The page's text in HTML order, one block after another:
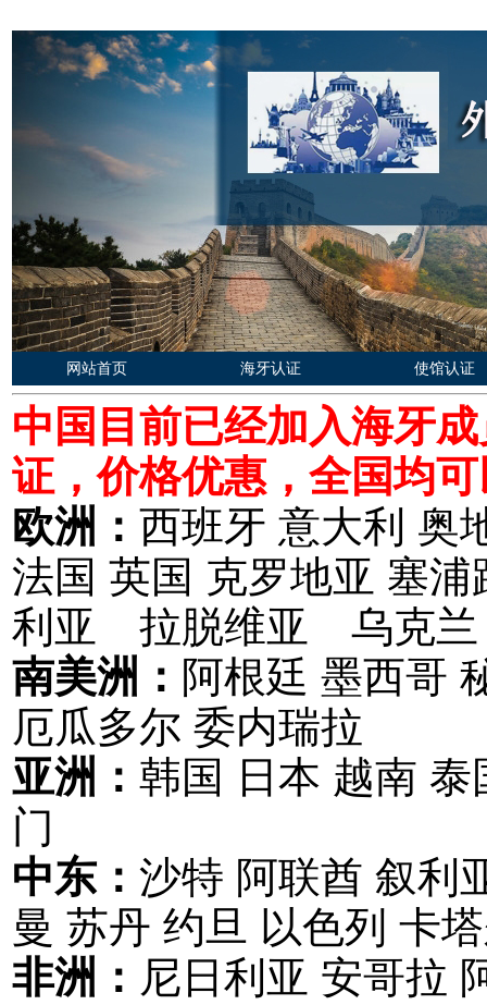
网站首页 海牙认证 使馆认证
中国目前已经加入海牙
证，价格优惠，全国均
欧洲： 西班牙 意大利 奥
法国 英国 克罗地亚 塞
利亚 拉脱维亚 乌克兰
南美洲： 阿根廷 墨西哥
厄瓜多尔 委内瑞拉
亚洲： 韩国 日本 越南
门
中东： 沙特 阿联酋 叙利
曼 苏丹 约旦 以色列 卡
非洲： 尼日利亚 安哥拉